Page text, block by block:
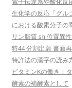
生化学の反応「グル
における酸素分子の
リン脂質 sn 位置異
特44 分割出願 書面
特許法の漢字の読み
ビタミンKの働き：
酵素の補酵素として